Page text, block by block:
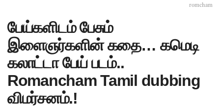
romcham
பேய்களிடம் பேசும்
இளைஞர்களின் கதை… கமெடி
கலாட்டா பேய் படம்..
Romancham Tamil dubbing
விமர்சனம்.!